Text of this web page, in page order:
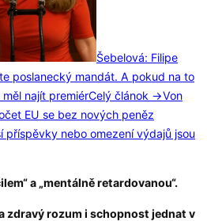
Šebelová: Filipe
poslanecký mandát. A pokud na to
najít premiérCelý článok →Von
EU se bez nových peněz
příspěvky nebo omezení výdajů jsou
a „mentálně retardovanou“.
zdravý rozum i schopnost jednat v